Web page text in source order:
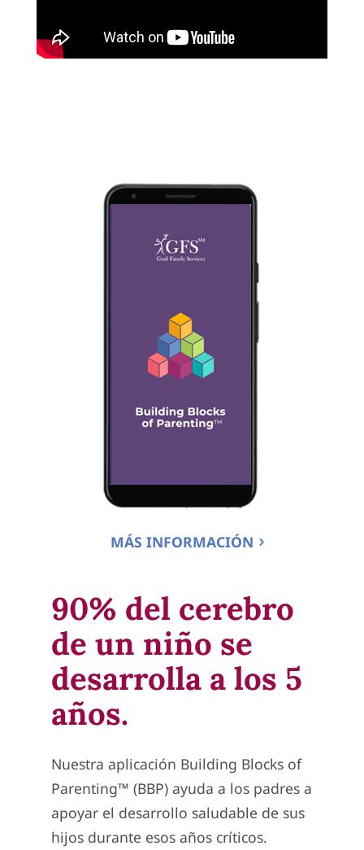
MÁS INFORMACIÓN
90% del cerebro
de un niño se
desarrolla a los 5
años.
Nuestra aplicación Building Blocks of
Parenting™ (BBP) ayuda a los padres a
apoyar el desarrollo saludable de sus
hijos durante esos años críticos.